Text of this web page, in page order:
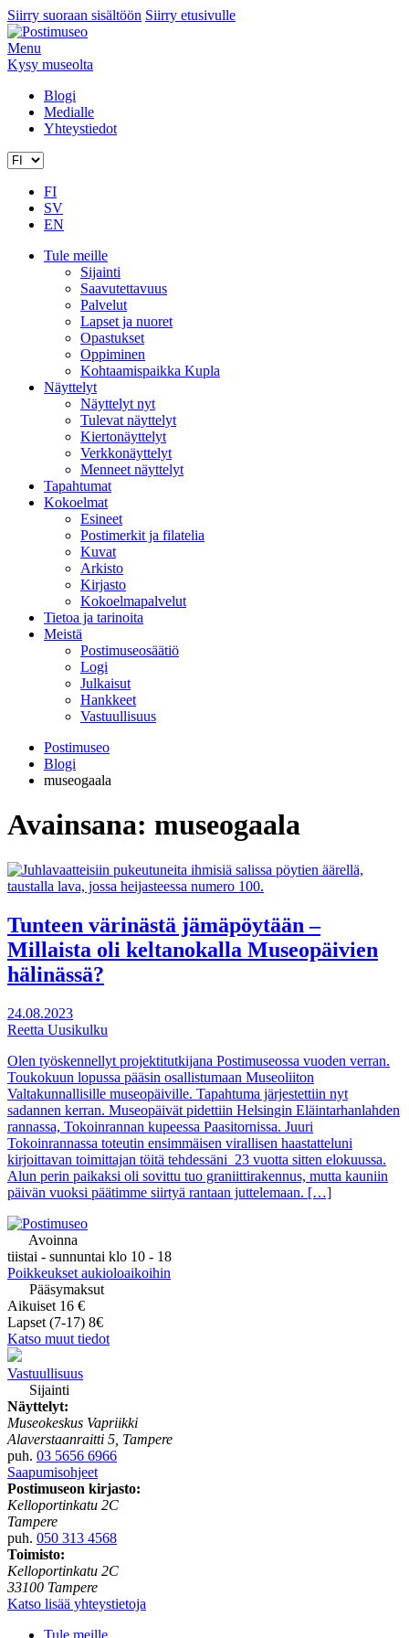
Siirry suoraan sisältöön Siirry etusivulle
Menu
Kysy museolta
Blogi
Medialle
Yhteystiedot
FI
SV
EN
Tule meille
Sijainti
Saavutettavuus
Palvelut
Lapset ja nuoret
Opastukset
Oppiminen
Kohtaamispaikka Kupla
Näyttelyt
Näyttelyt nyt
Tulevat näyttelyt
Kiertonäyttelyt
Verkkonäyttelyt
Menneet näyttelyt
Tapahtumat
Kokoelmat
Esineet
Postimerkit ja filatelia
Kuvat
Arkisto
Kirjasto
Kokoelmapalvelut
Tietoa ja tarinoita
Meistä
Postimuseosäätiö
Logi
Julkaisut
Hankkeet
Vastuullisuus
Postimuseo
Blogi
museogaala
Avainsana: museogaala
Tunteen värinästä jämäpöytään –
Millaista oli keltanokalla Museopäivien
hälinässä?
24.08.2023
Reetta Uusikulku
Olen työskennellyt projektitutkijana Postimuseossa vuoden verran.
Toukokuun lopussa pääsin osallistumaan Museoliiton
Valtakunnallisille museopäiville. Tapahtuma järjestettiin nyt
sadannen kerran. Museopäivät pidettiin Helsingin Eläintarhanlahden
rannassa, Tokoinrannan kupeessa Paasitornissa. Juuri
Tokoinrannassa toteutin ensimmäisen virallisen haastatteluni
kirjoittavan toimittajan töitä tehdessäni 23 vuotta sitten elokuussa.
Alun perin paikaksi oli sovittu tuo graniittirakennus, mutta kauniin
päivän vuoksi päätimme siirtyä rantaan juttelemaan. […]
Avoinna
tiistai - sunnuntai klo 10 - 18
Poikkeukset aukioloaikoihin
Pääsymaksut
Aikuiset 16 €
Lapset (7-17) 8€
Katso muut tiedot
Vastuullisuus
Sijainti
Näyttelyt:
Museokeskus Vapriikki
Alaverstaanraitti 5, Tampere
puh. 03 5656 6966
Saapumisohjeet
Postimuseon kirjasto:
Kelloportinkatu 2C
Tampere
puh. 050 313 4568
Toimisto:
Kelloportinkatu 2C
33100 Tampere
Katso lisää yhteystietoja
Tule meille